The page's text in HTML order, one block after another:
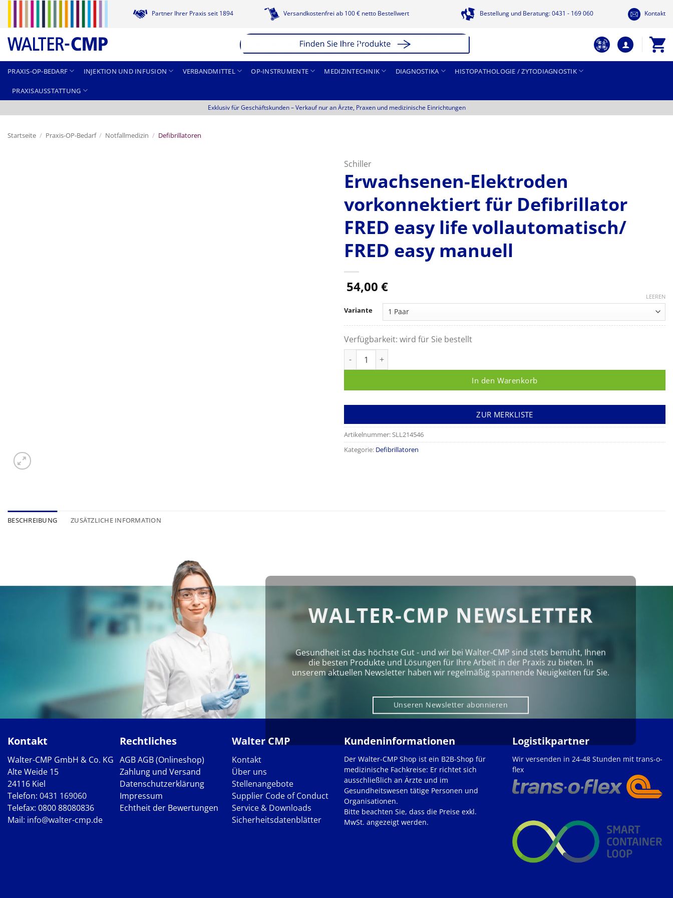
springen
Partner Ihrer Praxis seit 1894 Versandkostenfrei ab 100 € netto Bestellwert Bestellung und Beratung: 0431 - 169 060 Kontakt
PRAXIS-OP-BEDARF INJEKTION UND INFUSION VERBANDMITTEL OP-INSTRUMENTE MEDIZINTECHNIK DIAGNOSTIKA HISTOPATHOLOGIE / ZYTODIAGNOSTIK
PRAXISAUSSTATTUNG
Exklusiv für Geschäftskunden –Verkauf nur an Ärzte, Praxen und medizinische Einrichtungen
Startseite / Praxis-OP-Bedarf / Notfallmedizin / Defibrillatoren
Schiller
Erwachsenen-Elektroden
vorkonnektiert für Defibrillator
FRED easy life vollautomatisch/
FRED easy manuell
54,00 €
Variante
LEEREN
Verfügbarkeit: wird für Sie bestellt
In den Warenkorb
ZUR MERKLISTE
Artikelnummer:SLL214546
Kategorie: Defibrillatoren
BESCHREIBUNG ZUSÄTZLICHE INFORMATION
WALTER-CMP NEWSLETTER
Gesundheit ist das höchste Gut - und wir bei Walter‑CMP sind stets bemüht, Ihnen
die besten Produkte und Lösungen für Ihre Arbeit in der Praxis zu bieten. In
unserem aktuellen Newsletter haben wir regelmäßig spannende Neuigkeiten für Sie.
Unseren Newsletter abonnieren
Kontakt
Walter-CMP GmbH & Co. KG
Alte Weide 15
24116 Kiel
Telefon: 0431 169060
Telefax: 0800 88080836
Mail: info@walter-cmp.de
Rechtliches
AGBAGB (Onlineshop)
Zahlung und Versand
Datenschutzerklärung
Impressum
Echtheit der Bewertungen
Walter CMP
Kontakt
Über uns
Stellenangebote
Supplier Code of Conduct
Service & Downloads
Sicherheitsdatenblätter
Kundeninformationen
Der Walter-CMP Shop ist ein B2B-Shop für
medizinische Fachkreise: Er richtet sich
ausschließlich an Ärzte und im
Gesundheitswesen tätige Personen und
Organisationen.
Bitte beachten Sie, dass die Preise exkl.
MwSt. angezeigt werden.
Logistikpartner
Wir versenden in 24-48 Stunden mit trans-o-
flex